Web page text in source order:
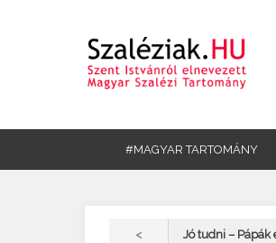
#MAGYAR TARTOMÁNY
< Jó tudni – Pápák